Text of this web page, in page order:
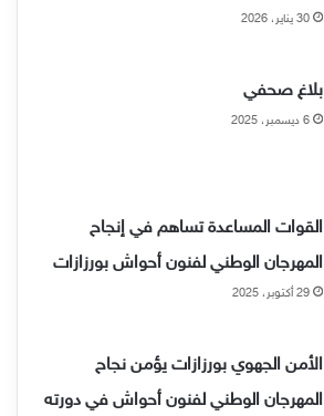
30 يناير، 2026
بلاغ صحفي
6 ديسمبر، 2025
القوات المساعدة تساهم في إنجاح
المهرجان الوطني لفنون أحواش بورزازات
29 أكتوبر، 2025
الأمن الجهوي بورزازات يؤمن نجاح
المهرجان الوطني لفنون أحواش في دورته